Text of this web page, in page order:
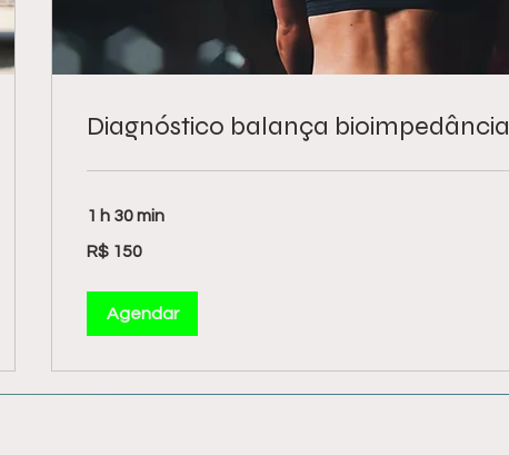
Diagnóstico balança bioimpedância
1 h 30 min
Reais
R$ 150
Agendar